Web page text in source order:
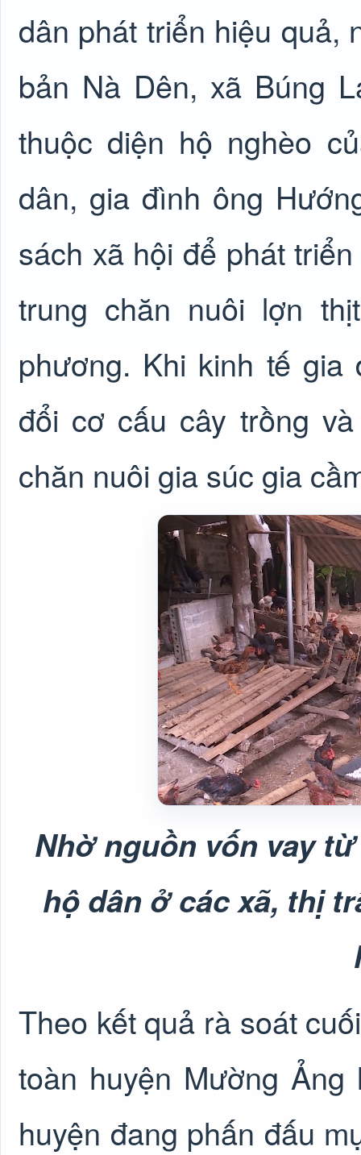
dân phát triển hiệu quả,
bản Nà Dên, xã Búng
thuộc diện hộ nghèo
dân, gia đình ông
sách xã hội để phát
trung chăn nuôi lợn
phương. Khi kinh tế
đổi cơ cấu cây trồng
chăn nuôi gia súc gia
Nhờ nguồn vốn vay
hộ dân ở các xã, thị
Theo kết quả rà soát
toàn huyện Mường
huyện đang phấn đấu